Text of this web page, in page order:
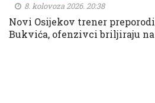
8. kolovoza 2026. 20:38
Novi Osijekov trener
Bukvića, ofenzivci briljiraju na